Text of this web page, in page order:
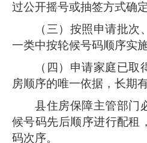
过公开摇号或抽签方式确
（三）按照申请批次
一类中按轮候号码顺序实
（四）申请家庭已
房顺序的唯一依据，长期
县住房保障主管部门
候号码先后顺序进行配租
码次序。